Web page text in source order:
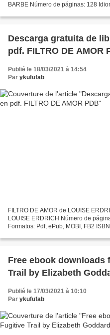
BARBE Número de páginas: 128
edición:...
Descarga gratuita de
pdf. FILTRO DE AMOR
Publié le 18/03/2021 à 14:54
Par ykufufab
FILTRO DE AMOR de LOUISE
LOUISE ERDRICH Número de
Formatos: Pdf, ePub, MOBI, FB2
Free ebook
Trail by Elizabeth
Publié le 17/03/2021 à 10:10
Par ykufufab